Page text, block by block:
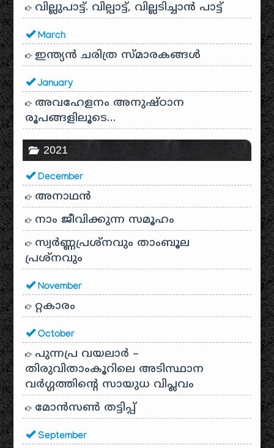
വില്ലുപാട്ട്. വില്പാട്ട്, വില്ലടിച്ചാൻ പാട്ട്
March
ഇന്ത്യൻ ചരിത്ര സ്മാരകങ്ങൾ
January
അവഹേളനം അനുഷ്ഠാന
രൂപങ്ങളിലൂടെ…
2021
December
അനാഥന്‍
നാം ജീവിക്കുന്ന സമൂഹം
സ്വര്‍ണ്ണപ്രശ്‌നവും താംബൂല
പ്രശ്‌നവും
November
റ്റകാരം
October
പുന്നപ്ര വയലാർ –
തിരുവിതാംകൂറിലെ അടിസ്ഥാന
വർഗ്ഗത്തിന്റെ സായുധ വിപ്ലവം
മോൻസൺ തട്ടിപ്പ്
September